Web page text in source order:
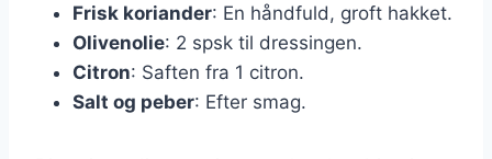
Frisk koriander: En håndfuld, groft hakket.
Olivenolie: 2 spsk til dressingen.
Citron: Saften fra 1 citron.
Salt og peber: Efter smag.